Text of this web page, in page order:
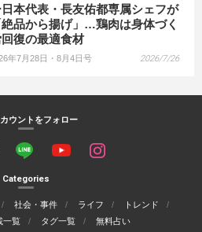
本代表・長友佑都専属シェフが
品から揚げ」…鶏肉は身体づく
回復の最適食材
年7月28日・8月4日号 2026/7/26
ウントをフォロー
Categories
社会・事件 ライフ
トレンド
一覧 タグ一覧 無料占い